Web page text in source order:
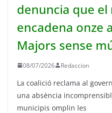
denuncia que
encadena onze
Majors sense
08/07/2026 Redaccion
La coalició reclama al
una absència
municipis omplin les